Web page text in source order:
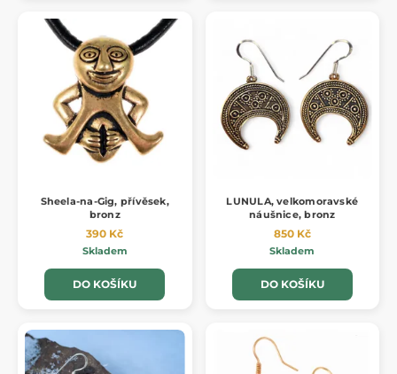
Sheela-na-Gig, přívěsek,
bronz
390 Kč
Skladem
DO KOŠÍKU
LUNULA, velkomoravské
náušnice, bronz
850 Kč
Skladem
DO KOŠÍKU